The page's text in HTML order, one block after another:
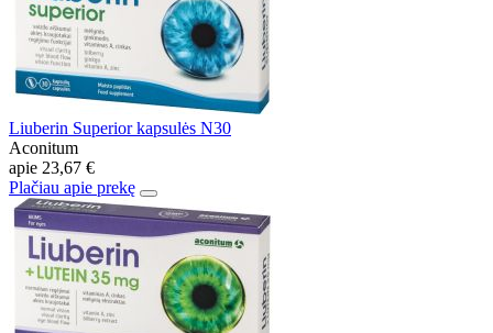
Liuberin Superior kapsulės N30
Aconitum
apie 23,67 €
Plačiau apie prekę